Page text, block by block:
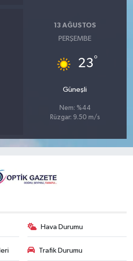
13 AĞUSTOS
PERŞEMBE
23°
Güneşli
Nem: %44
Rüzgar: 9.50 m/s
Hava Durumu
Trafik Durumu